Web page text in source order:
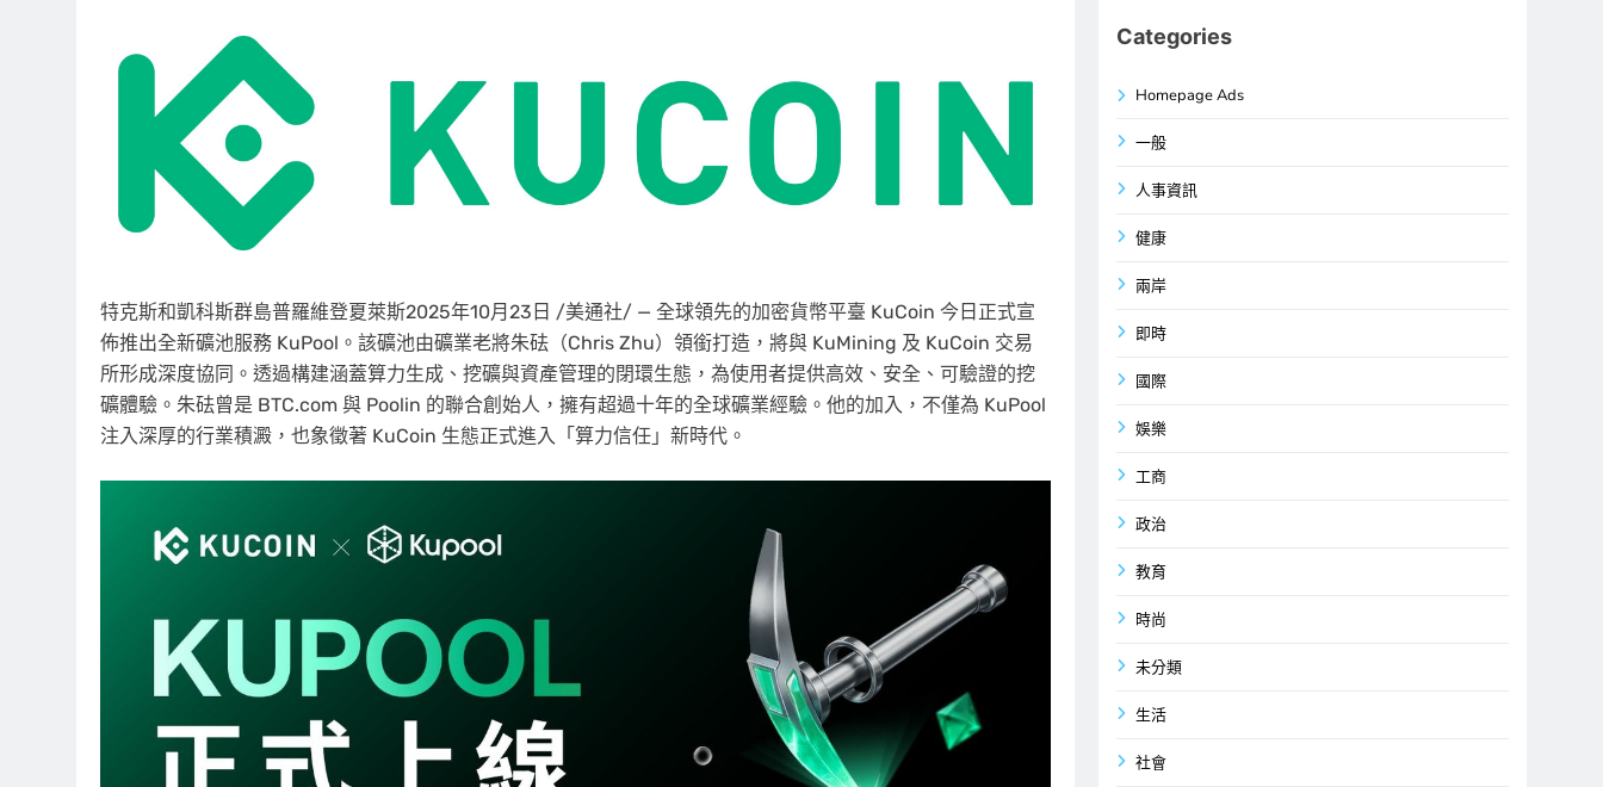
特克斯和凱科斯群島普羅維登夏萊斯2025年10月23日 /美通社/ — 全球領先的加密貨幣平臺 KuCoin 今日正式宣
佈推出全新礦池服務 KuPool。該礦池由礦業老將朱砝（Chris Zhu）領銜打造，將與 KuMining 及 KuCoin 交易
所形成深度協同。透過構建涵蓋算力生成、挖礦與資產管理的閉環生態，為使用者提供高效、安全、可驗證的挖
礦體驗。朱砝曾是 BTC.com 與 Poolin 的聯合創始人，擁有超過十年的全球礦業經驗。他的加入，不僅為 KuPool
注入深厚的行業積澱，也象徵著 KuCoin 生態正式進入「算力信任」新時代。
Categories
Homepage Ads
一般
人事資訊
健康
兩岸
即時
國際
娛樂
工商
政治
教育
時尚
未分類
生活
社會